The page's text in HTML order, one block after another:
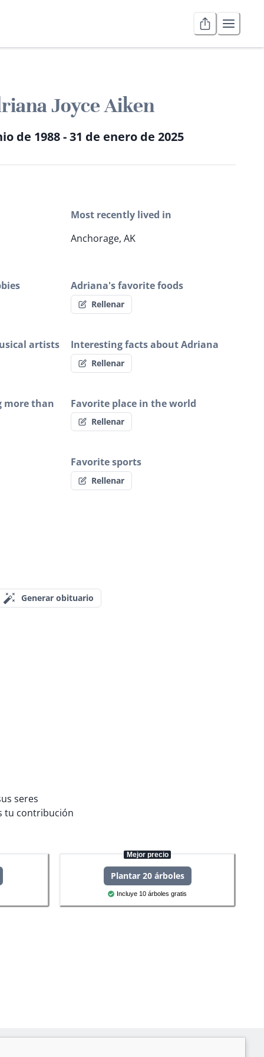
Joyce Aiken
de 1988 - 31 de enero de 2025
Most recently lived in
Anchorage, AK
Adriana's favorite foods
Rellenar
artists Interesting facts about Adriana
Rellenar
more than Favorite place in the world
Rellenar
Favorite sports
Rellenar
Generar obituario
seres
tu contribución
Mejor precio
Plantar 20 árboles
Incluye 10 árboles gratis